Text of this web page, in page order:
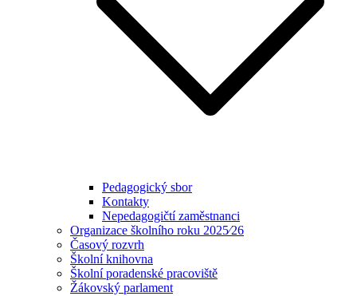
Pedagogický sbor
Kontakty
Nepedagogičtí zaměstnanci
Organizace školního roku 2025⁄26
Časový rozvrh
Školní knihovna
Školní poradenské pracoviště
Žákovský parlament